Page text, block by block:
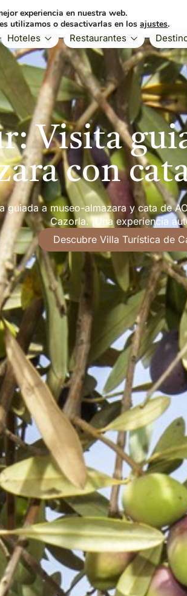
Hoteles Restaurantes
Visita
con
guiada a museo-almazara y cata de
Cazorla. ¡Una experiencia
Descubre Villa Turística de
experiencia en nuestra web.
utilizamos o desactivarlas en losajustes.